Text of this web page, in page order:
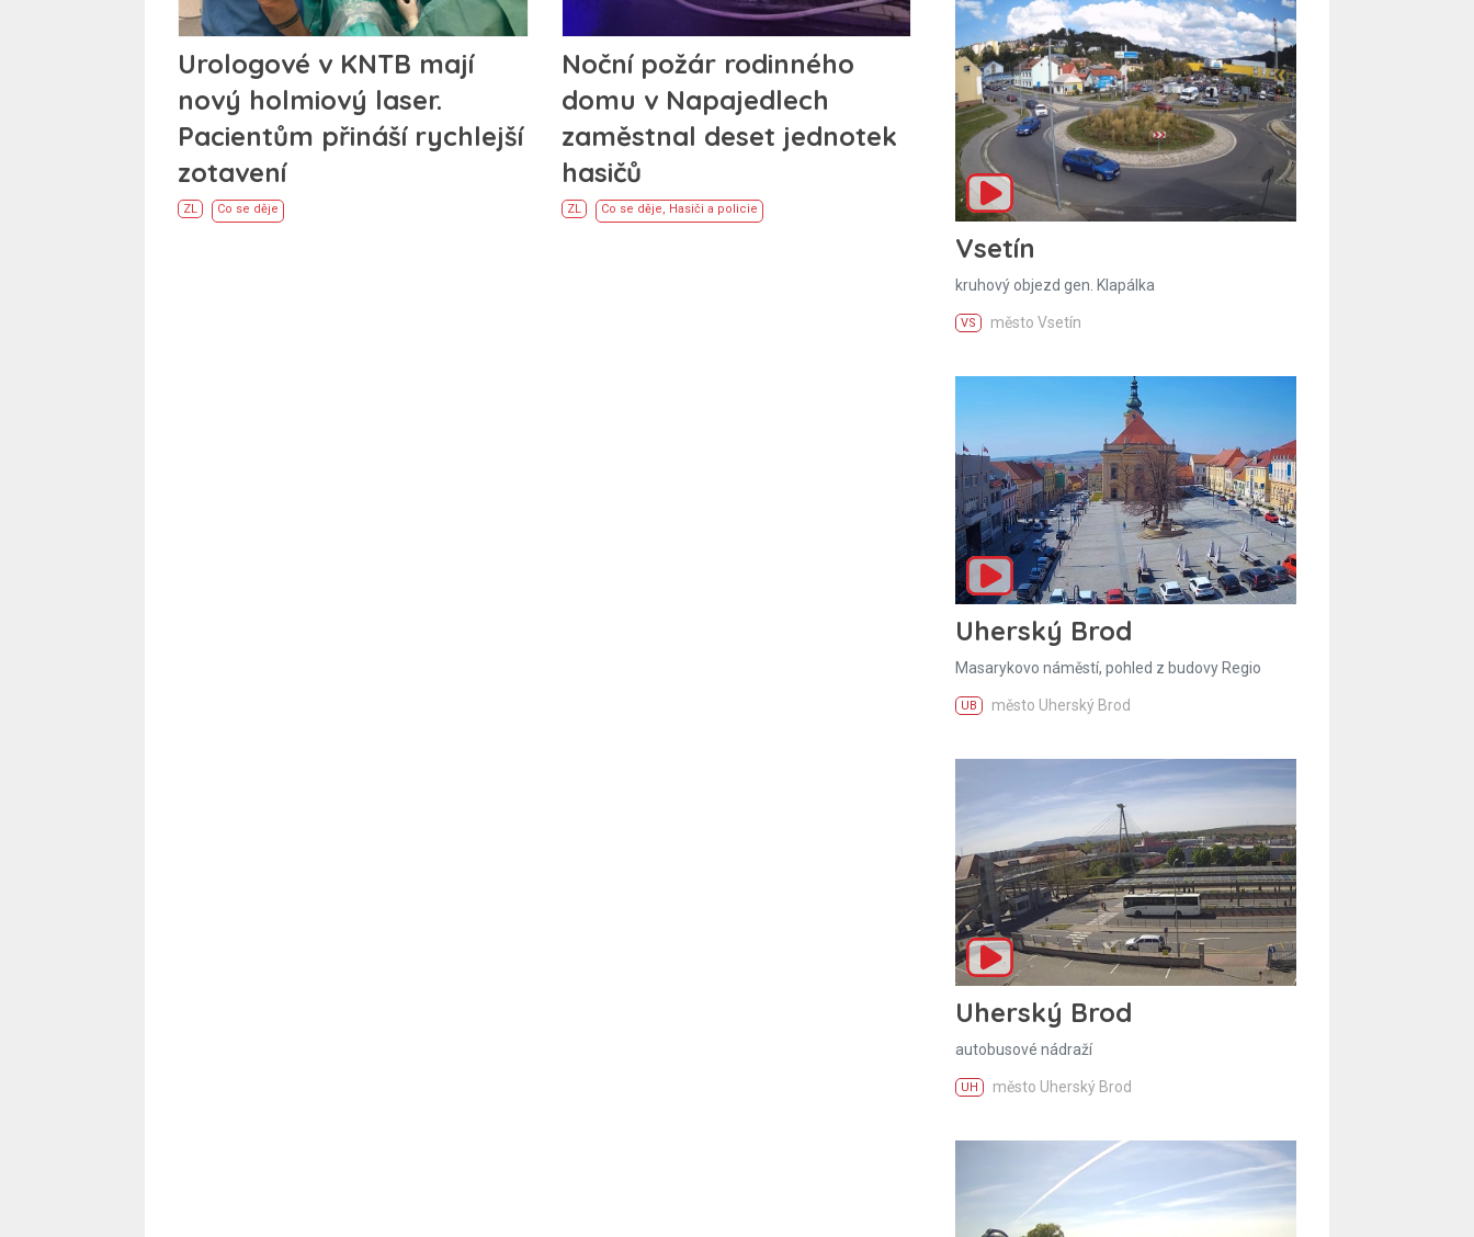
Urologové v KNTB mají
nový holmiový laser.
Pacientům přináší rychlejší
zotavení
ZL Co se děje
Noční požár rodinného
domu v Napajedlech
zaměstnal deset jednotek
hasičů
ZL Co se děje, Hasiči a policie
Vsetín
kruhový objezd gen. Klapálka
VS město Vsetín
Uherský Brod
Masarykovo náměstí, pohled z budovy Regio
UB město Uherský Brod
Uherský Brod
autobusové nádraží
UH město Uherský Brod